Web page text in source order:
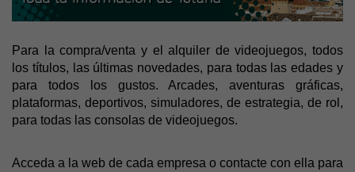
Para la compra/venta y el alquiler de videojuegos, todos
los títulos, las últimas novedades, para todas las edades y
para todos los gustos. Arcades, aventuras gráficas,
plataformas, deportivos, simuladores, de estrategia, de rol,
para todas las consolas de videojuegos.
Acceda a la web de cada empresa o contacte con ella para